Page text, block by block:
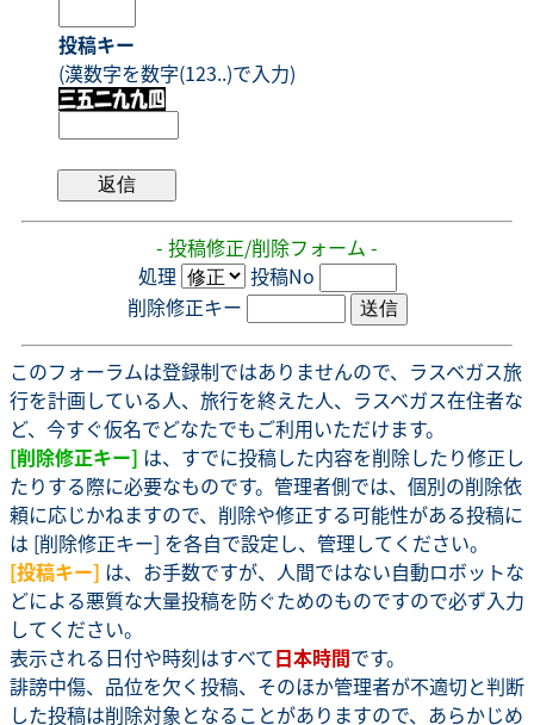
投稿キー
(漢数字を数字(123..)で入力)
- 投稿修正/削除フォーム -
処理
投稿No
削除修正キー
このフォーラムは登録制ではありませんので、ラスベガス旅
行を計画している人、旅行を終えた人、ラスベガス在住者な
ど、今すぐ仮名でどなたでもご利用いただけます。
[削除修正キー] は、すでに投稿した内容を削除したり修正し
たりする際に必要なものです。管理者側では、個別の削除依
頼に応じかねますので、削除や修正する可能性がある投稿に
は [削除修正キー] を各自で設定し、管理してください。
[投稿キー] は、お手数ですが、人間ではない自動ロボットな
どによる悪質な大量投稿を防ぐためのものですので必ず入力
してください。
表示される日付や時刻はすべて日本時間です。
誹謗中傷、品位を欠く投稿、そのほか管理者が不適切と判断
した投稿は削除対象となることがありますので、あらかじめ